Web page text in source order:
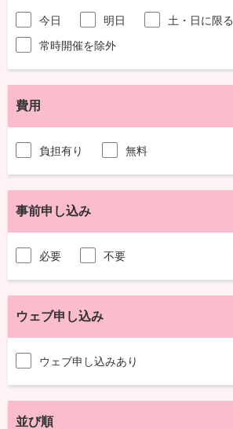
今日 明日
土・日に限る
常時開催を除外
費用
負担有り 無料
事前申し込み
必要 不要
ウェブ申し込み
ウェブ申し込みあり
並び順